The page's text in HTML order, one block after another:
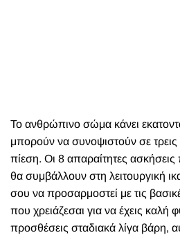
Το ανθρώπινο σώμα κάνει
μπορούν να συνοψιστούν σε τρεις
πίεση. Οι 8 απαραίτητες
θα συμβάλλουν στη λειτουργική
σου να προσαρμοστεί με τις
που χρειάζεσαι για να έχεις καλή
προσθέσεις σταδιακά λίγα βάρη,